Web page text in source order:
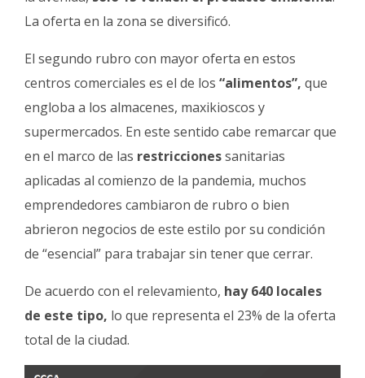
La oferta en la zona se diversificó.
El segundo rubro con mayor oferta en estos
centros comerciales es el de los “alimentos”, que
engloba a los almacenes, maxikioscos y
supermercados. En este sentido cabe remarcar que
en el marco de las restriccionessanitarias
aplicadas al comienzo de la pandemia, muchos
emprendedores cambiaron de rubro o bien
abrieron negocios de este estilo por su condición
de “esencial” para trabajar sin tener que cerrar.
De acuerdo con el relevamiento, hay 640 locales
de este tipo, lo que representa el 23% de la oferta
total de la ciudad.